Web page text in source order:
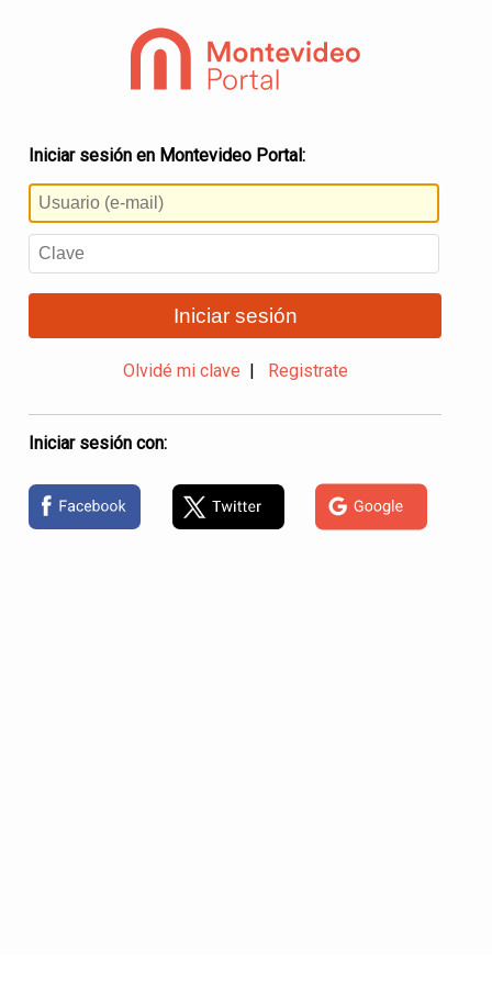
Iniciar sesión en Montevideo Portal:
Iniciar sesión
Olvidé mi clave Registrate
Iniciar sesión con: